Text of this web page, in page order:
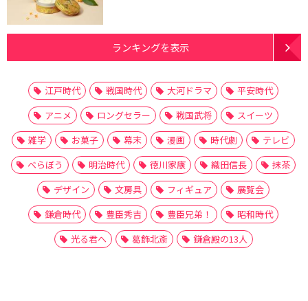
ランキングを表示
江戸時代 戦国時代 大河ドラマ
平安時代
アニメ
ロングセラー 戦国武将
スイーツ
雑学
お菓子 幕末 漫画 時代劇
テレビ
べらぼう
明治時代 徳川家康 織田信長
抹茶
デザイン
文房具 フィギュア
展覧会
鎌倉時代
豊臣秀吉 豊臣兄弟！
昭和時代
光る君へ
葛飾北斎 鎌倉殿の13人